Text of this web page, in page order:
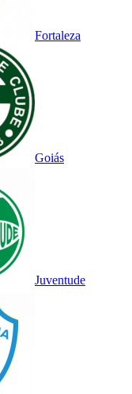
Fortaleza
Goiás
Juventude